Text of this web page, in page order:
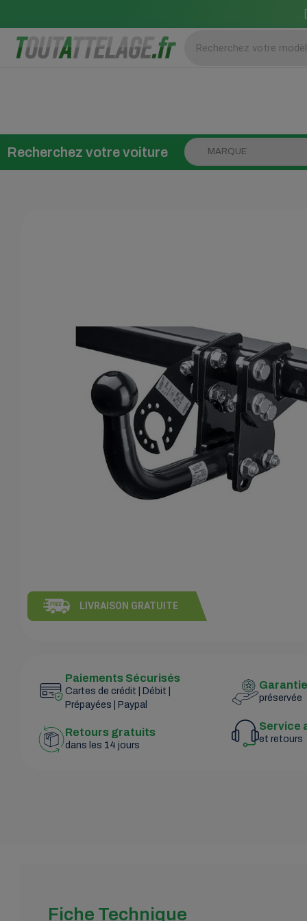
Recherchez votre voiture
LIVRAISON GRATUITE
Paiements Sécurisés
Cartes de crédit | Débit |
Prépayées | Paypal
Retours gratuits
dans les 14 jours
Garantie
préservée
Service
et retours
Fiche Technique